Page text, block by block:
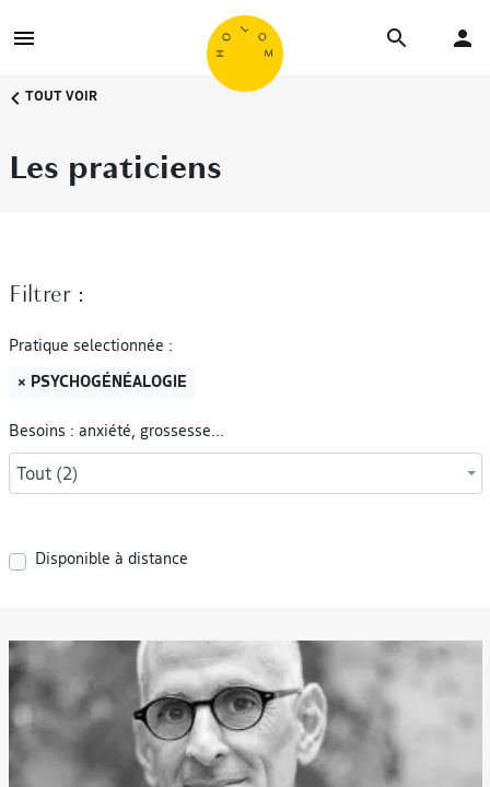
TOUT VOIR
Les praticiens
Filtrer :
Pratique selectionnée :
× PSYCHOGÉNÉALOGIE
Besoins : anxiété, grossesse...
Tout (2)
Disponible à distance